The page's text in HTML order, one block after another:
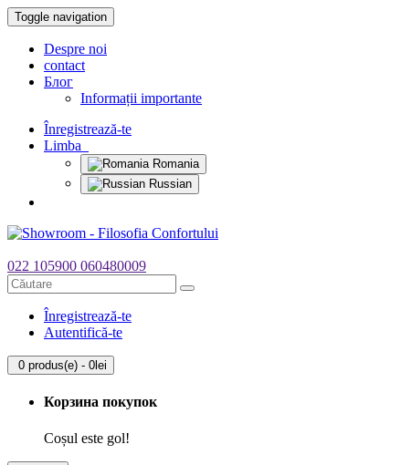
Toggle navigation
Despre noi
contact
Блог
Informații importante
Înregistrează-te
Limba
Romania
Russian
022 105900 060480009
Înregistrează-te
Autentifică-te
0 produs(e) - 0lei
Корзина покупок
Coșul este gol!